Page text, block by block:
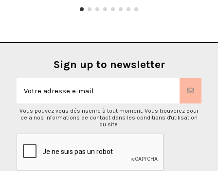
Sign up to newsletter
Vous pouvez vous désinscrire à tout moment. Vous trouverez pour
cela nos informations de contact dans les conditions d'utilisation
du site.